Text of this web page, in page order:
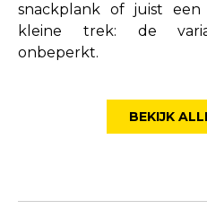
snackplank of juist
kleine trek: de
onbeperkt.
BEKIJK